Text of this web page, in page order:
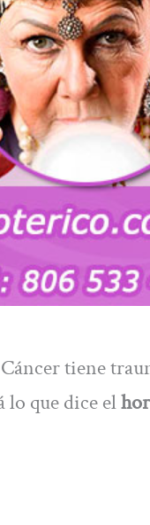
tiene
lo que dice el